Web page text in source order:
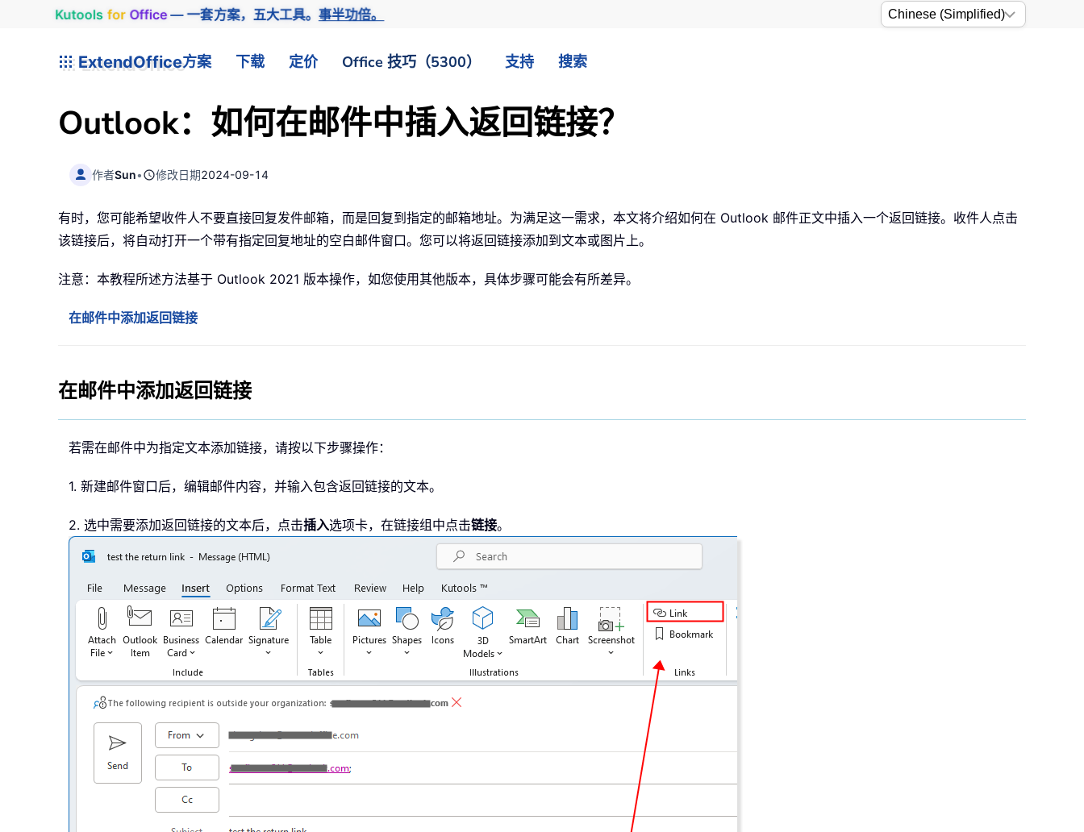
Kutools for Office— 一套方案，五大工具。事半功倍。
ExtendOffice方案 下载 定价 Office 技巧（5300） 支持 搜索
Outlook：如何在邮件中插入返回链接？
作者Sun• 修改日期2024-09-14
有时，您可能希望收件人不要直接回复发件邮箱，而是回复到指定的邮箱地址。为满足这一需求，本文将介绍如何在 Outlook 邮件正文中插入一个返回链接。收件人点击
该链接后，将自动打开一个带有指定回复地址的空白邮件窗口。您可以将返回链接添加到文本或图片上。
注意：本教程所述方法基于 Outlook 2021 版本操作，如您使用其他版本，具体步骤可能会有所差异。
在邮件中添加返回链接
在邮件中添加返回链接
若需在邮件中为指定文本添加链接，请按以下步骤操作：
1. 新建邮件窗口后，编辑邮件内容，并输入包含返回链接的文本。
2. 选中需要添加返回链接的文本后，点击插入选项卡，在链接组中点击链接。